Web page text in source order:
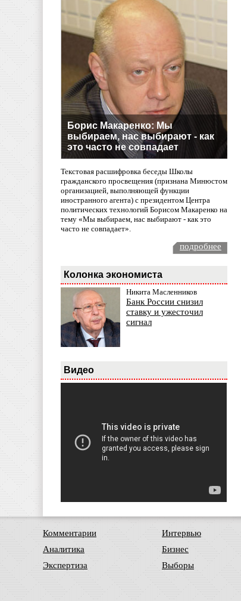
Борис Макаренко: Мы
выбираем, нас выбирают - как
это часто не совпадает
Текстовая расшифровка беседы Школы
гражданского просвещения (признана Минюстом
организацией, выполняющей функции
иностранного агента) с президентом Центра
политических технологий Борисом Макаренко на
тему «Мы выбираем, нас выбирают - как это
часто не совпадает».
подробнее
Колонка экономиста
Никита Масленников
Банк России снизил
ставку и ужесточил
сигнал
Видео
Комментарии
Аналитика
Экспертиза
Интервью
Бизнес
Выборы